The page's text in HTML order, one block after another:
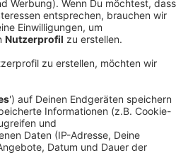
offiziell - die Halfpipe an der
Projekt in den Osterferien.
in Reken besprayen.
Ihrhier.